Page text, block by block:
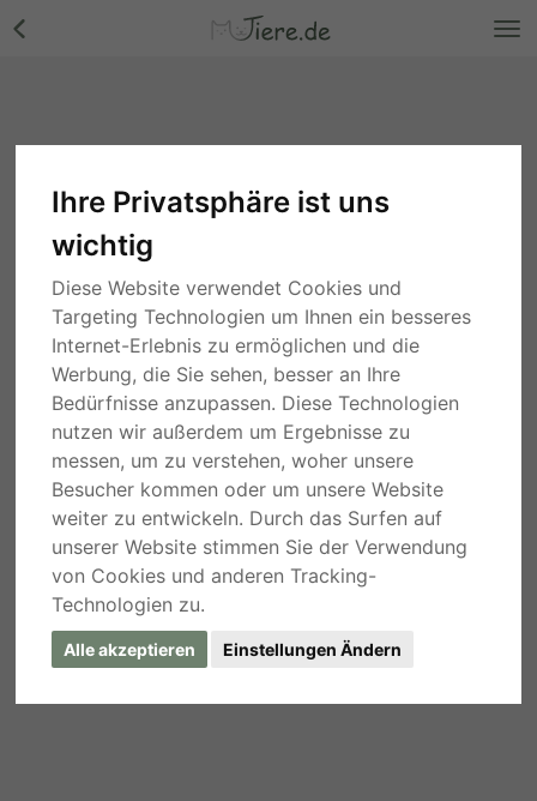
Ihre Privatsphäre ist uns
wichtig
Diese Website verwendet Cookies und
Targeting Technologien um Ihnen ein besseres
Internet-Erlebnis zu ermöglichen und die
Werbung, die Sie sehen, besser an Ihre
Bedürfnisse anzupassen. Diese Technologien
nutzen wir außerdem um Ergebnisse zu
messen, um zu verstehen, woher unsere
Besucher kommen oder um unsere Website
weiter zu entwickeln. Durch das Surfen auf
unserer Website stimmen Sie der Verwendung
von Cookies und anderen Tracking-
Technologien zu.
Alle akzeptieren Einstellungen Ändern